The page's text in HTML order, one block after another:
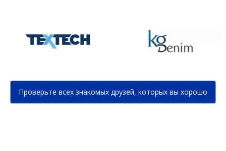
Проверьте всех знакомых друзей, которых вы хорошо